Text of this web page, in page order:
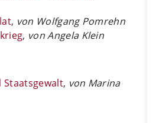
, von Wolfgang Pomrehn
, von Angela Klein
, von Marina